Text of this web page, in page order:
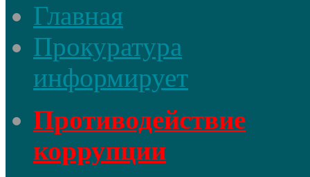
Главная
Прокуратура
информирует
Противодействие
коррупции